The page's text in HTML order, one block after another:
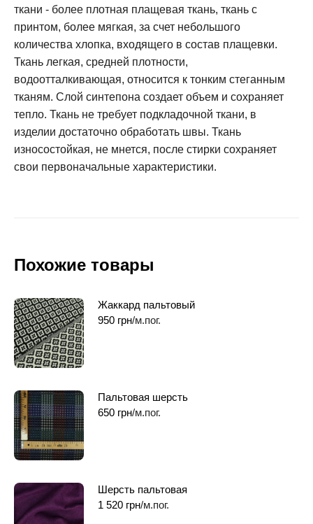
ткани - более плотная плащевая ткань, ткань с
принтом, более мягкая, за счет небольшого
количества хлопка, входящего в состав плащевки.
Ткань легкая, средней плотности,
водоотталкивающая, относится к тонким стеганным
тканям. Слой синтепона создает объем и сохраняет
тепло. Ткань не требует подкладочной ткани, в
изделии достаточно обработать швы. Ткань
износостойкая, не мнется, после стирки сохраняет
свои первоначальные характеристики.
Похожие товары
Жаккард пальтовый
950 грн/м.пог.
Пальтовая шерсть
650 грн/м.пог.
Шерсть пальтовая
1 520 грн/м.пог.